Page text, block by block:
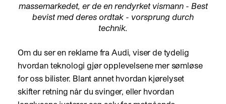
massemarkedet, er de en rendyrket vismann - Best
bevist med deres ordtak - vorsprung durch
technik.
Om du ser en reklame fra Audi, viser de tydelig
hvordan teknologi gjør opplevelsene mer sømløse
for oss bilister. Blant annet hvordan kjørelyset
skifter retning når du svinger, eller hvordan